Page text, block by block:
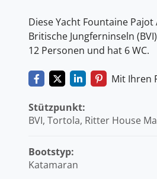
Diese Yacht Fountaine
Britische Jungferninseln
12 Personen und hat 6 WC.
Mit Ihren
Stützpunkt:
BVI, Tortola, Ritter House
Bootstyp:
Katamaran